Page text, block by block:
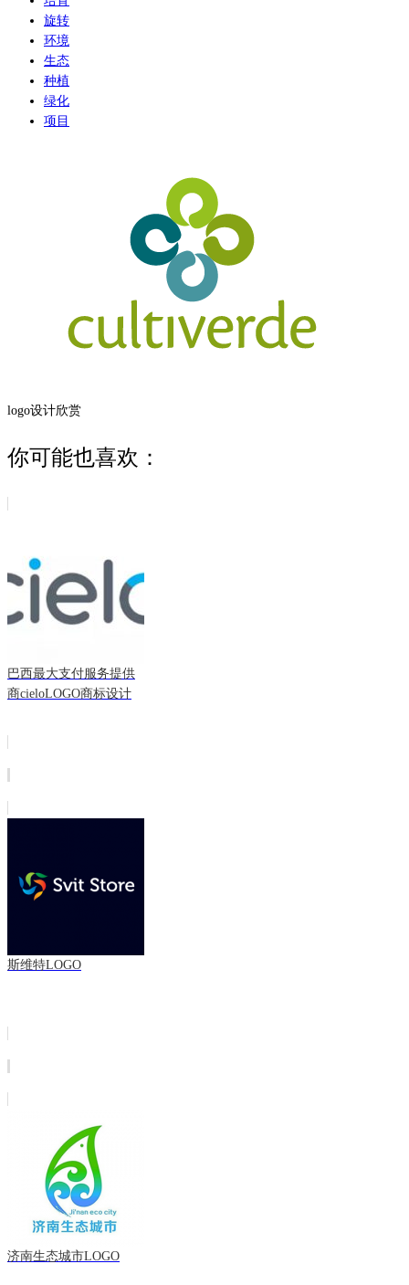
旋转
环境
生态
种植
绿化
项目
logo设计欣赏
你可能也喜欢：
巴西最大支付服务提供
商cieloLOGO商标设计
斯维特LOGO
济南生态城市LOGO